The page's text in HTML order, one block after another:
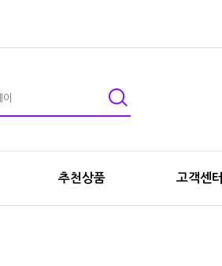
추천상품 고객센터